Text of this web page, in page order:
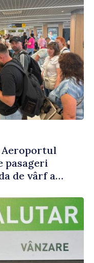
Aeroportul
pasageri
de vârf a